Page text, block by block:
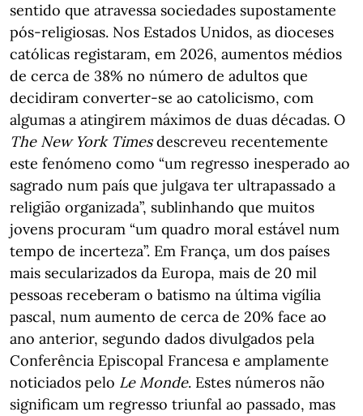
sentido que atravessa sociedades supostamente
pós-religiosas. Nos Estados Unidos, as dioceses
católicas registaram, em 2026, aumentos médios
de cerca de 38% no número de adultos que
decidiram converter-se ao catolicismo, com
algumas a atingirem máximos de duas décadas. O
The New York Timesdescreveu recentemente
este fenómeno como “um regresso inesperado ao
sagrado num país que julgava ter ultrapassado a
religião organizada”, sublinhando que muitos
jovens procuram “um quadro moral estável num
tempo de incerteza”. Em França, um dos países
mais secularizados da Europa, mais de 20 mil
pessoas receberam o batismo na última vigília
pascal, num aumento de cerca de 20% face ao
ano anterior, segundo dados divulgados pela
Conferência Episcopal Francesa e amplamente
noticiados pelo Le Monde. Estes números não
significam um regresso triunfal ao passado, mas